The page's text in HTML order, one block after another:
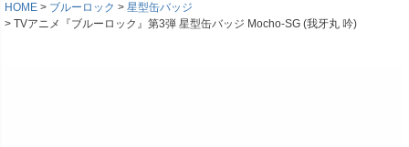
HOME
ブルーロック
星型缶バッジ
TVアニメ『ブルーロック』第3弾 星型缶バッジ Mocho-SG (我牙丸 吟)